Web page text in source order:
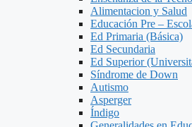
Alimentacion y Salud
Educación Pre –
Ed Primaria (Básica)
Ed Secundaria
Ed Superior
Síndrome de Down
Autismo
Asperger
Índigo